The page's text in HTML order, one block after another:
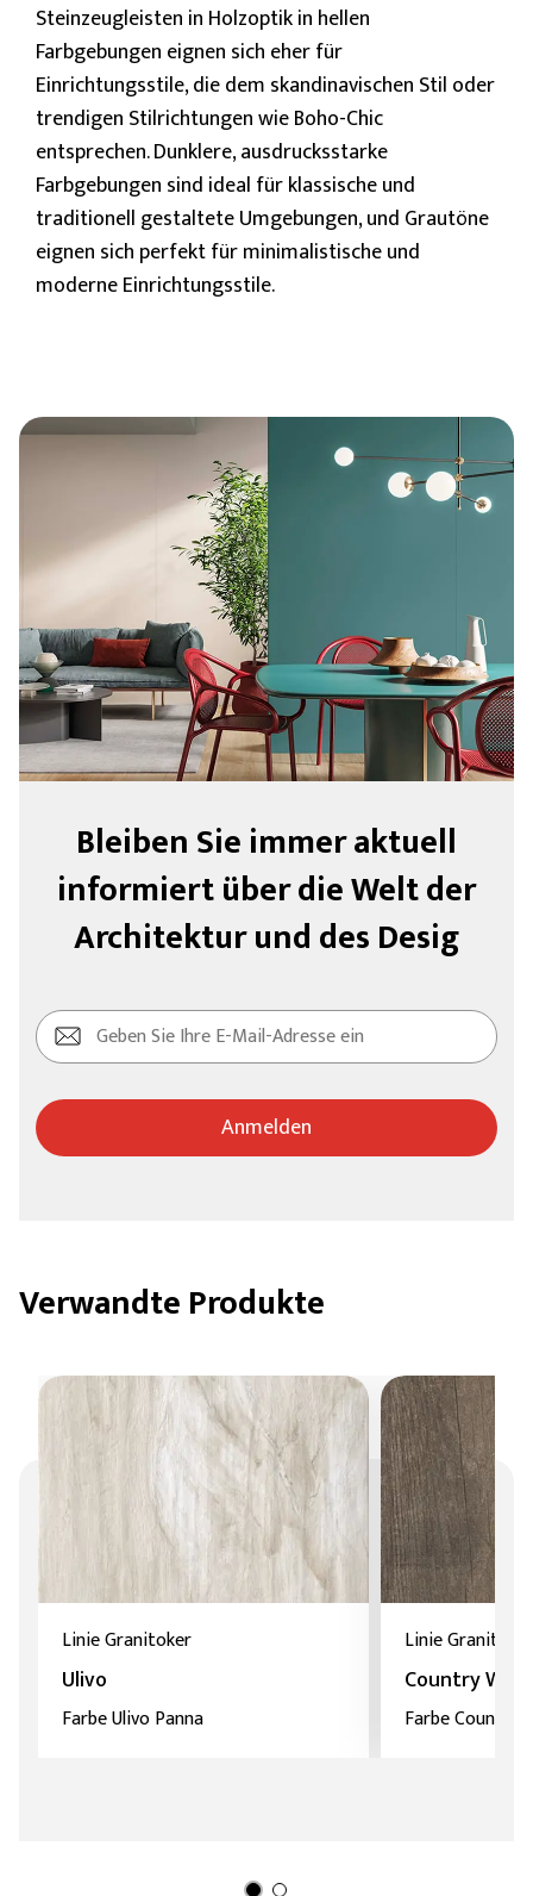
Steinzeugleisten in Holzoptik in hellen
Farbgebungen eignen sich eher für
Einrichtungsstile, die dem skandinavischen Stil oder
trendigen Stilrichtungen wie Boho-Chic
entsprechen. Dunklere, ausdrucksstarke
Farbgebungen sind ideal für klassische und
traditionell gestaltete Umgebungen, und Grautöne
eignen sich perfekt für minimalistische und
moderne Einrichtungsstile.
Bleiben Sie immer aktuell
informiert über die Welt der
Architektur und des Desig
Anmelden
Verwandte Produkte
Linie Granitoker
Ulivo
Farbe Ulivo Panna
Linie Granitoker
Country
Farbe Country